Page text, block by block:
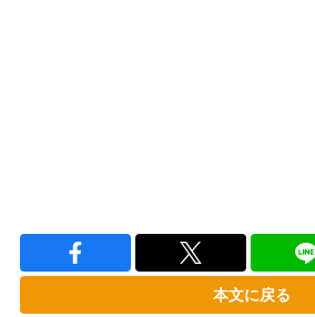
本文に戻る